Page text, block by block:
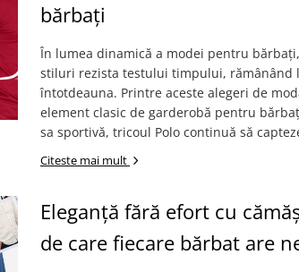
bărbați
În lumea dinamică a modei pentru
stiluri rezista testului timpului, rămânând
întotdeauna. Printre aceste alegeri de
element clasic de garderobă pentru
sa sportivă, tricoul Polo continuă să
Citeste mai mult
Eleganță fără efort cu
de care fiecare bărbat are